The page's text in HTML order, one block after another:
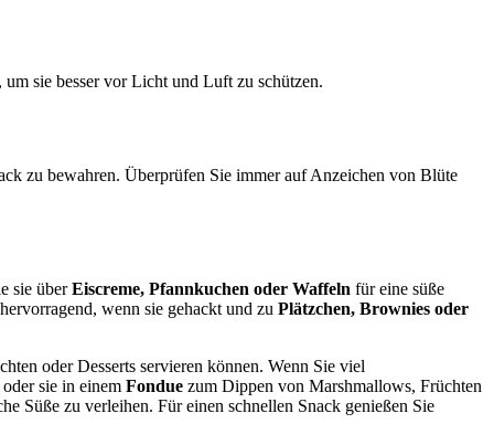
sie besser vor Licht und Luft zu schützen.
zu bewahren. Überprüfen Sie immer auf Anzeichen von Blüte
sie überEiscreme, Pfannkuchen oder Waffeln für eine süße
wenn sie gehackt und zu Plätzchen, Brownies oder
oder Desserts servieren können. Wenn Sie viel
sie in einem Fondue zum Dippen von Marshmallows, Früchten
Süße zu verleihen. Für einen schnellen Snack genießen Sie